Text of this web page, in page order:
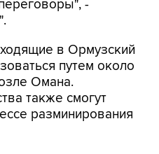
в Ормузский
Омана.
также смогут
разминирования
и Иран